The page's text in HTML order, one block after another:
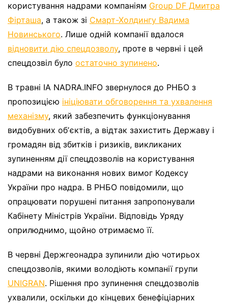
користування надрами компаніям Group DF Дмитра
Фірташа, а також зі Смарт-Холдингу Вадима
Новинського. Лише одній компанії вдалося
відновити дію спецдозволу, проте в червні і цей
спецдозвіл було остаточно зупинено.
В травні ІА NADRA.INFO звернулося до РНБО з
пропозицією ініціювати обговорення та ухвалення
механізму, який забезпечить функціонування
видобувних обʼєктів, а відтак захистить Державу і
громадян від збитків і ризиків, викликаних
зупиненням дії спецдозволів на користування
надрами на виконання нових вимог Кодексу
України про надра. В РНБО повідомили, що
опрацювати порушені питання запропонували
Кабінету Міністрів України. Відповідь Уряду
оприлюднимо, щойно отримаємо її.
В червні Держгеонадра зупинили дію чотирьох
спецдозволів, якими володіють компанії групи
UNIGRAN. Рішення про зупинення спецдозволів
ухвалили, оскільки до кінцевих бенефіціарних